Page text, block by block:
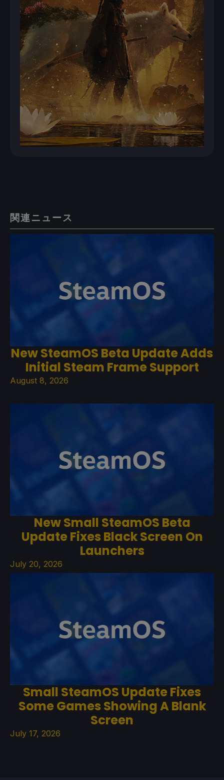
関連ニュース
New SteamOS Beta Update Adds
Initial Steam Frame Support
August 8, 2026
New Small SteamOS Beta
Update Fixes Black Screen On
Launchers
July 20, 2026
Small SteamOS Update Fixes
Some Games Showing A Blank
Screen
July 17, 2026